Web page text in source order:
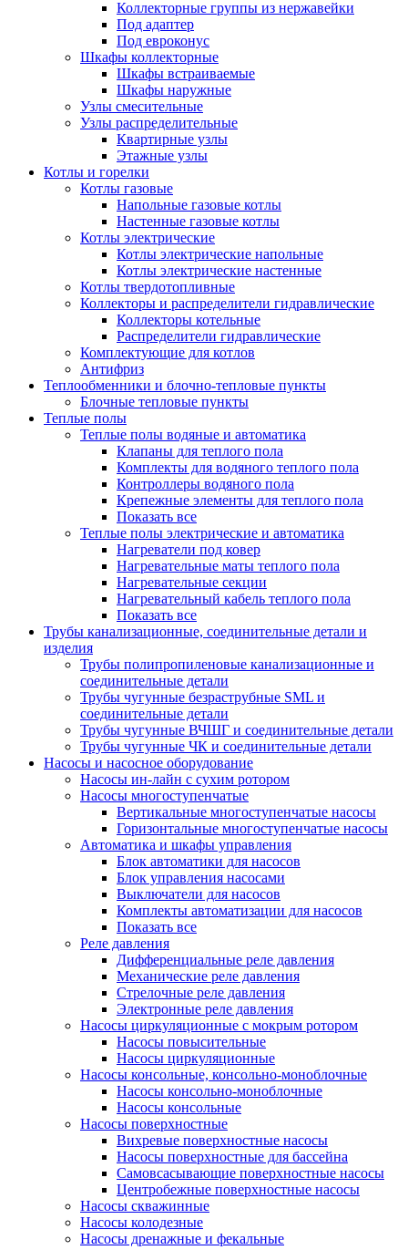
Коллекторные группы из нержавейки
Под адаптер
Под евроконус
Шкафы коллекторные
Шкафы встраиваемые
Шкафы наружные
Узлы смесительные
Узлы распределительные
Квартирные узлы
Этажные узлы
Котлы и горелки
Котлы газовые
Напольные газовые котлы
Настенные газовые котлы
Котлы электрические
Котлы электрические напольные
Котлы электрические настенные
Котлы твердотопливные
Коллекторы и распределители гидравлические
Коллекторы котельные
Распределители гидравлические
Комплектующие для котлов
Антифриз
Теплообменники и блочно-тепловые пункты
Блочные тепловые пункты
Теплые полы
Теплые полы водяные и автоматика
Клапаны для теплого пола
Комплекты для водяного теплого пола
Контроллеры водяного пола
Крепежные элементы для теплого пола
Показать все
Теплые полы электрические и автоматика
Нагреватели под ковер
Нагревательные маты теплого пола
Нагревательные секции
Нагревательный кабель теплого пола
Показать все
Трубы канализационные, соединительные детали и
изделия
Трубы полипропиленовые канализационные и
соединительные детали
Трубы чугунные безраструбные SML и
соединительные детали
Трубы чугунные ВЧШГ и соединительные детали
Трубы чугунные ЧК и соединительные детали
Насосы и насосное оборудование
Насосы ин-лайн с сухим ротором
Насосы многоступенчатые
Вертикальные многоступенчатые насосы
Горизонтальные многоступенчатые насосы
Автоматика и шкафы управления
Блок автоматики для насосов
Блок управления насосами
Выключатели для насосов
Комплекты автоматизации для насосов
Показать все
Реле давления
Дифференциальные реле давления
Механические реле давления
Стрелочные реле давления
Электронные реле давления
Насосы циркуляционные с мокрым ротором
Насосы повысительные
Насосы циркуляционные
Насосы консольные, консольно-моноблочные
Насосы консольно-моноблочные
Насосы консольные
Насосы поверхностные
Вихревые поверхностные насосы
Насосы поверхностные для бассейна
Самовсасывающие поверхностные насосы
Центробежные поверхностные насосы
Насосы скважинные
Насосы колодезные
Насосы дренажные и фекальные